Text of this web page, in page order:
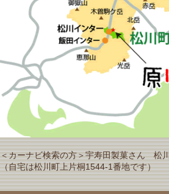
＜カーナビ検索の方＞宇寿田製菓さん 松
（自宅は松川町上片桐1544-1番地です）